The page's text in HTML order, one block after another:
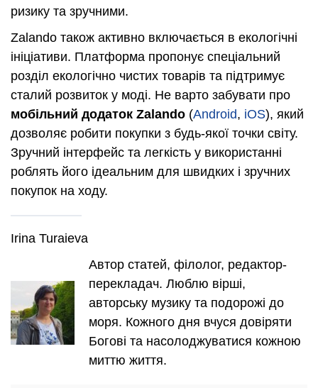
ризику та зручними.
Zalando також активно включається в екологічні
ініціативи. Платформа пропонує спеціальний
розділ екологічно чистих товарів та підтримує
сталий розвиток у моді. Не варто забувати про
мобільний додаток Zalando (Android, iOS), який
дозволяє робити покупки з будь-якої точки світу.
Зручний інтерфейс та легкість у використанні
роблять його ідеальним для швидких і зручних
покупок на ходу.
Irina Turaieva
Автор статей, філолог, редактор-
перекладач. Люблю вірші,
авторську музику та подорожі до
моря. Кожного дня вчуся довіряти
Богові та насолоджуватися кожною
миттю життя.